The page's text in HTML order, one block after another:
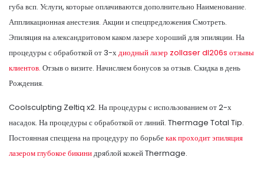
губа всп. Услуги, которые оплачиваются дополнительно Наименование.
Аппликационная анестезия. Акции и спецпредложения Смотреть.
Эпиляция на александритовом каком лазере хороший для эпиляции. На
процедуры с обработкой от 3-хдиодный лазер zollaser dl206s отзывы
клиентов. Отзыв о визите. Начисляем бонусов за отзыв. Скидка в день
Рождения.
Coolsculpting Zeltiq x2. На процедуры с использованием от 2-х
насадок. На процедуры с обработкой от линий. Thermage Total Tip.
Постоянная спеццена на процедуру по борьбекак проходит эпиляция
лазером глубокое бикинидряблой кожей Thermage.